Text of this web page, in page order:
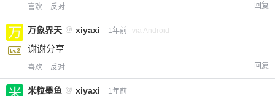
喜欢 反对 回复
万象界天 @ xiyaxi 1年前 via Android
谢谢分享
喜欢 反对 回复
米粒墨鱼 @ xiyaxi 1年前
忘记密码？